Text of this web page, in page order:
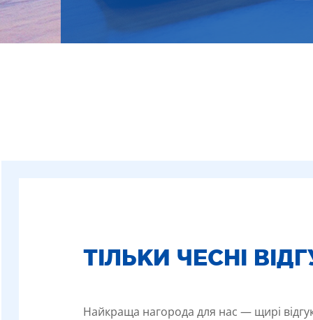
ТІЛЬКИ ЧЕСНІ
Найкраща нагорода для нас — щирі